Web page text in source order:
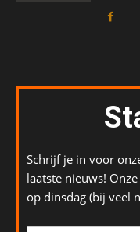
Schrijf je in voor
laatste nieuws!
op dinsdag (bij veel